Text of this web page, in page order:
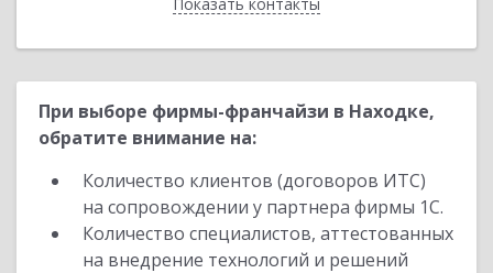
При выборе фирмы-франчайзи в Находке,
обратите внимание на:
Количество клиентов (договоров ИТС)
на сопровождении у партнера фирмы 1С.
Количество специалистов, аттестованных
на внедрение технологий и решений